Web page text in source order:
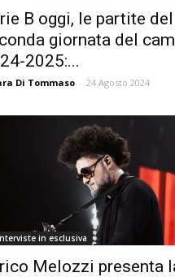
B oggi, le partite
giornata del
2025:...
Di Tommaso - 24 Agosto 2024
in esclusiva
Melozzi presenta